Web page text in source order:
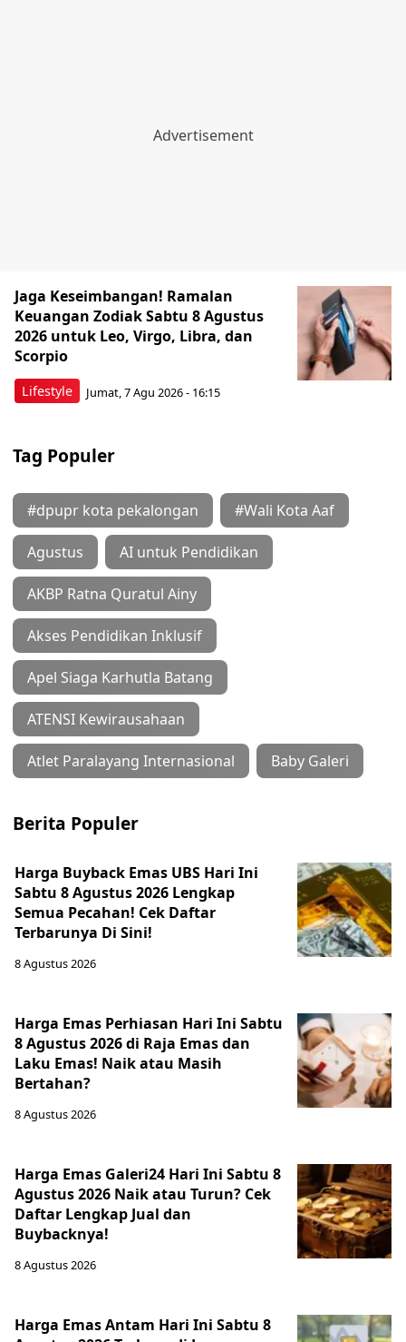
Lifestyle
Jaga Keseimbangan! Ramalan
Keuangan Zodiak Sabtu 8 Agustus
2026 untuk Leo, Virgo, Libra, dan
Scorpio
Jumat, 7 Agu 2026 - 16:15
Tag Populer
#dpupr kota pekalongan #Wali Kota Aaf
Agustus AI untuk Pendidikan
AKBP Ratna Quratul Ainy
Akses Pendidikan Inklusif
Apel Siaga Karhutla Batang
ATENSI Kewirausahaan
Atlet Paralayang Internasional Baby Galeri
Berita Populer
Harga Buyback Emas UBS Hari Ini
Sabtu 8 Agustus 2026 Lengkap
Semua Pecahan! Cek Daftar
Terbarunya Di Sini!
8 Agustus 2026
Harga Emas Perhiasan Hari Ini Sabtu
8 Agustus 2026 di Raja Emas dan
Laku Emas! Naik atau Masih
Bertahan?
8 Agustus 2026
Harga Emas Galeri24 Hari Ini Sabtu 8
Agustus 2026 Naik atau Turun? Cek
Daftar Lengkap Jual dan
Buybacknya!
8 Agustus 2026
Harga Emas Antam Hari Ini Sabtu 8